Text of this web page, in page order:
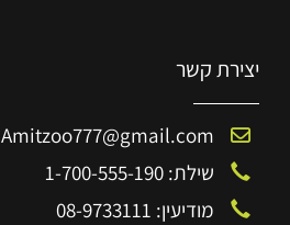
יצירת קשר
Amitzoo777@gmail.com
שילת: 1-700-555-190
מודיעין: 08-9733111